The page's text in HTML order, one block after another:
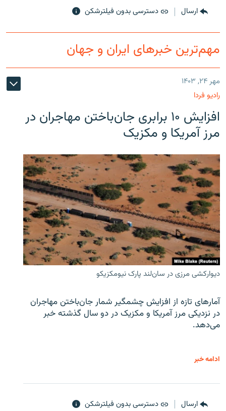
ارسال دسترسی بدون فیلترشکن
مهم‌ترین خبرهای ایران و جهان
مهر ۲۴, ۱۴۰۳
رادیو فردا
افزایش ۱۰ برابری جان‌باختن مهاجران در
مرز آمریکا و مکزیک
دیوارکشی مرزی در سان‌لند پارک نیومکزیکو
آمارهای تازه از افزایش چشمگیر شمار جان‌باختن مهاجران
در نزدیکی مرز آمریکا و مکزیک در دو سال گذشته خبر
می‌دهد.
ادامه خبر
ارسال دسترسی بدون فیلترشکن